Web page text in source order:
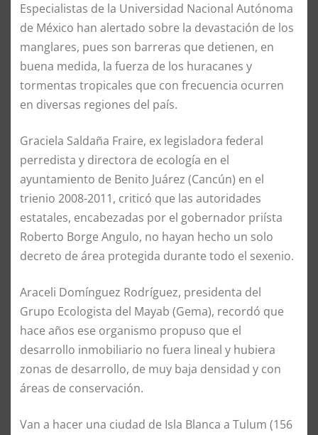
Especialistas de la Universidad Nacional Autónoma
de México han alertado sobre la devastación de los
manglares, pues son barreras que detienen, en
buena medida, la fuerza de los huracanes y
tormentas tropicales que con frecuencia ocurren
en diversas regiones del país.
Graciela Saldaña Fraire, ex legisladora federal
perredista y directora de ecología en el
ayuntamiento de Benito Juárez (Cancún) en el
trienio 2008-2011, criticó que las autoridades
estatales, encabezadas por el gobernador priísta
Roberto Borge Angulo, no hayan hecho un solo
decreto de área protegida durante todo el sexenio.
Araceli Domínguez Rodríguez, presidenta del
Grupo Ecologista del Mayab (Gema), recordó que
hace años ese organismo propuso que el
desarrollo inmobiliario no fuera lineal y hubiera
zonas de desarrollo, de muy baja densidad y con
áreas de conservación.
Van a hacer una ciudad de Isla Blanca a Tulum (156